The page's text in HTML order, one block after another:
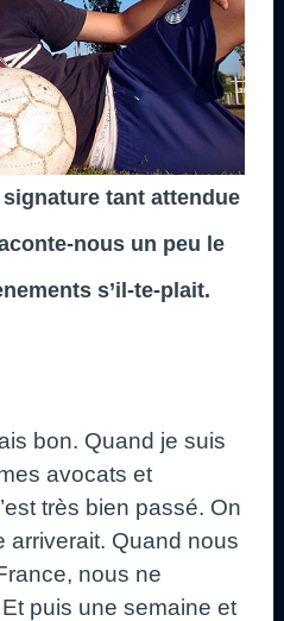
tant attendue
nous un peu le
s’il-te-plait.
bon. Quand je suis
avocats et
très bien passé. On
arriverait. Quand nous
nous ne
puis une semaine et